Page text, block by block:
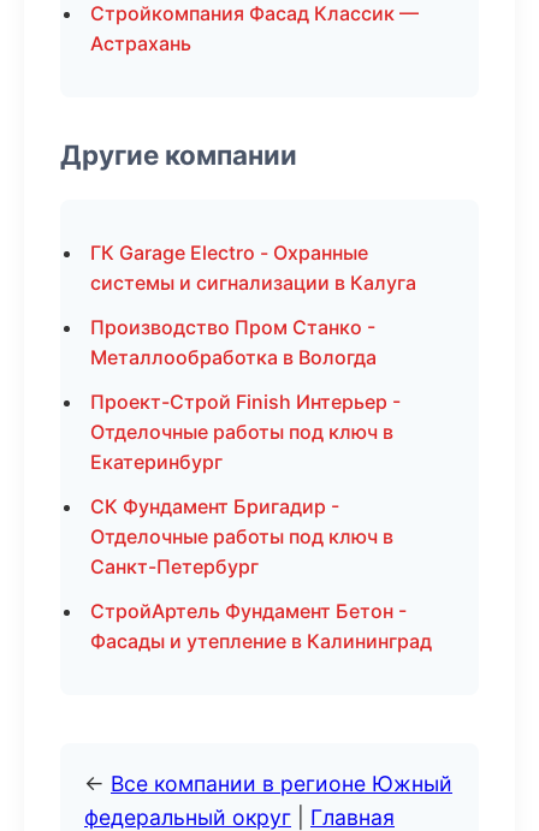
Стройкомпания Фасад Классик —
Астрахань
Другие компании
ГК Garage Electro - Охранные
системы и сигнализации в Калуга
Производство Пром Станко -
Металлообработка в Вологда
Проект-Строй Finish Интерьер -
Отделочные работы под ключ в
Екатеринбург
СК Фундамент Бригадир -
Отделочные работы под ключ в
Санкт-Петербург
СтройАртель Фундамент Бетон -
Фасады и утепление в Калининград
← Все компании в регионе Южный
федеральный округ
Главная